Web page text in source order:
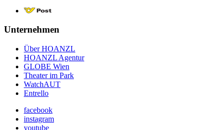
Unternehmen
Über HOANZL
HOANZL Agentur
GLOBE Wien
Theater im Park
WatchAUT
Entrello
facebook
instagram
youtube